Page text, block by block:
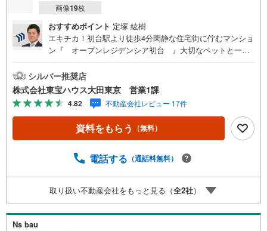
画像19枚
おすすめポイント 定塚 紘樹
エキチカ！初台駅より徒歩4分閑静な住宅街に佇むマンショ
ン『 オープンレジデンシア初台 』大切なペットと一緒
当り良好 収納にゆとりが持てるウォークインクローゼット
付 キッチンには食洗機付で日々の家事をサポート 美容やリ
ラックス効果もありと人気のミストサウナ付 床暖房完備！
乾燥も空気の汚れもなく快適 防犯面も安心のTVモニター付
オートロック完備～東京、川崎エリアの「住まい」探しに
確かな安心と満足を～ 東宝ハウス大田東京ならではの高品
す。 住宅ローンのご相談 FPによるライフプランのシミュ
産を見た」とお伝え下さい。【資料をもらう】【室内・現
地を見学する】ボタンよりご予約いただくとご見学がスム
ーズにご案内できます。お客様のお住まいへの「希望」を
形にするべく全力でお手伝いさせていただきます。お会い
シルバー推奨店
株式会社東宝ハウス大田東京 営業1課
4.82 不動産会社レビュー 17件
資料をもらう （無料）
電話する （通話料無料）
取り扱い不動産会社をもっと見る（全2社）
Ns bau